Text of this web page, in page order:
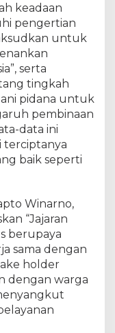
keadaan
pengertian
untuk
serta
tingkah
pidana untuk
pembinaan
data ini
terciptanya
baik seperti
Winarno,
“Jajaran
berupaya
sama dengan
holder
dengan warga